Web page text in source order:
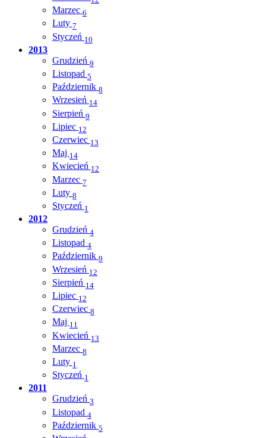
Marzec 6
Luty 7
Styczeń 10
2013
Grudzień 9
Listopad 5
Październik 8
Wrzesień 14
Sierpień 9
Lipiec 12
Czerwiec 13
Maj 14
Kwiecień 12
Marzec 7
Luty 8
Styczeń 1
2012
Grudzień 4
Listopad 4
Październik 9
Wrzesień 12
Sierpień 14
Lipiec 12
Czerwiec 8
Maj 11
Kwiecień 13
Marzec 8
Luty 1
Styczeń 1
2011
Grudzień 3
Listopad 4
Październik 5